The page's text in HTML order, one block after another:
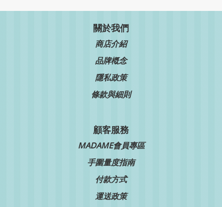
關於我們
商店介紹
品牌槪念
隱私政策
條款與細則
顧客服務
MADAME會員專區
手圍量度指南
付款方式
運送政策